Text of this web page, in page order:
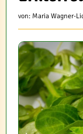
von: Maria Wagner-